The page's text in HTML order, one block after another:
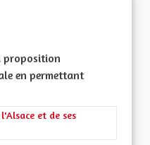
proposition
en permettant
: L'attractivité
et de ses